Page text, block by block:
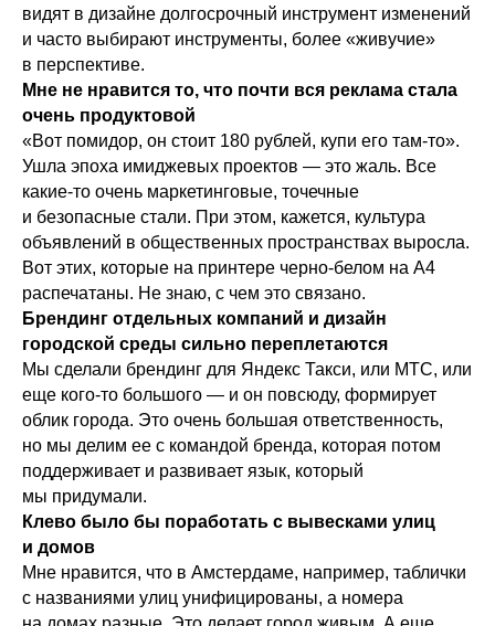
видят в дизайне долгосрочный инструмент изменений
и часто выбирают инструменты, более «живучие»
в перспективе.
Мне не нравится то, что почти вся реклама стала
очень продуктовой
«Вот помидор, он стоит 180 рублей, купи его там-то».
Ушла эпоха имиджевых проектов — это жаль. Все
какие-то очень маркетинговые, точечные
и безопасные стали. При этом, кажется, культура
объявлений в общественных пространствах выросла.
Вот этих, которые на принтере черно-белом на А4
распечатаны. Не знаю, с чем это связано.
Брендинг отдельных компаний и дизайн
городской среды сильно переплетаются
Мы сделали брендинг для Яндекс Такси, или МТС, или
еще кого-то большого — и он повсюду, формирует
облик города. Это очень большая ответственность,
но мы делим ее с командой бренда, которая потом
поддерживает и развивает язык, который
мы придумали.
Клево было бы поработать с вывесками улиц
и домов
Мне нравится, что в Амстердаме, например, таблички
с названиями улиц унифицированы, а номера